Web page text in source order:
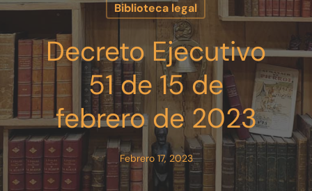
Biblioteca legal
Decreto Ejecutivo
51 de 15 de
febrero de 2023
Febrero 17, 2023